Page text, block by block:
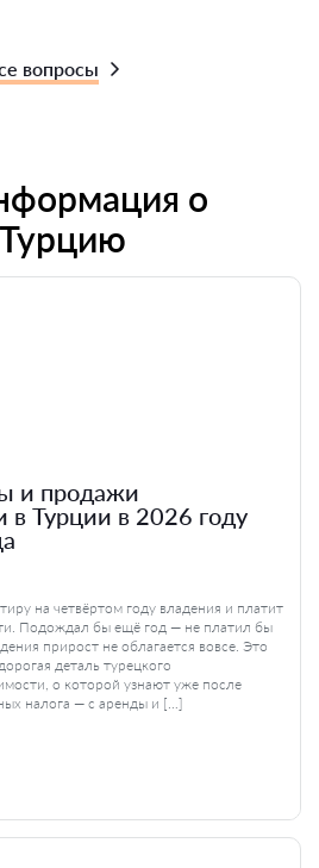
вопросы
о
и продажи
Турции в 2026 году
на четвёртом году владения и платит
Подождал бы ещё год — не платил бы
прирост не облагается вовсе. Это
деталь турецкого
о которой узнают уже после
налога — с аренды и […]